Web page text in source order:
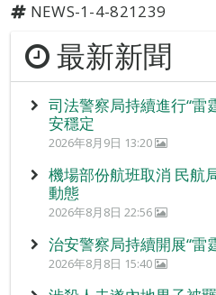
NEWS-1-4-821239
最新新聞
司法警察局持續進行“雷
安穩定
2026年8月9日 13:20
機場部份航班取消 民航
動態
2026年8月8日 22:56
治安警察局持續開展“雷
2026年8月8日 15:40